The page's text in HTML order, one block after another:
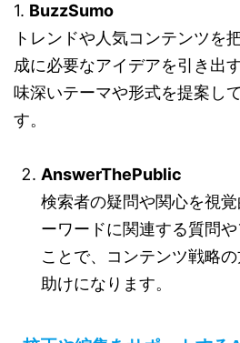
1. BuzzSumo
トレンドや人気コンテンツを
成に必要なアイデアを引き出
味深いテーマや形式を提案し
す。
AnswerThePublic
検索者の疑問や関心を視
ーワードに関連する質問
ことで、コンテンツ戦略
助けになります。